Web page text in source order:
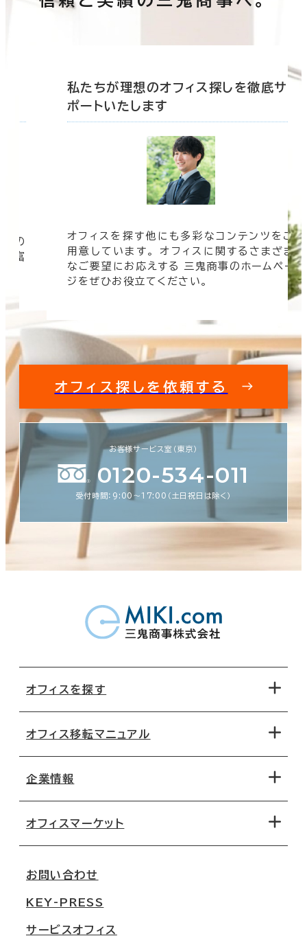
の
豊富
私たちが理想のオフィス探しを徹底サ
ポートいたします
オフィスを探す他にも多彩なコンテンツをご
用意しています。 オフィスに関するさまざま
なご要望にお応えする 三鬼商事のホームペー
ジをぜひお役立てください。
オフィス探しを依頼する
お客様サービス室（東京）
0120-534-011
受付時間：9:00〜17:00（土日祝日は除く）
オフィスを探す
地図から探す
路線・駅から探す
オフィス移転マニュアル
移転コストシミュレーション
移転スケジュール
オフィス移転Q&A
企業情報
オフィスマーケット
大阪
お問い合わせ
KEY-PRESS
サービスオフィス